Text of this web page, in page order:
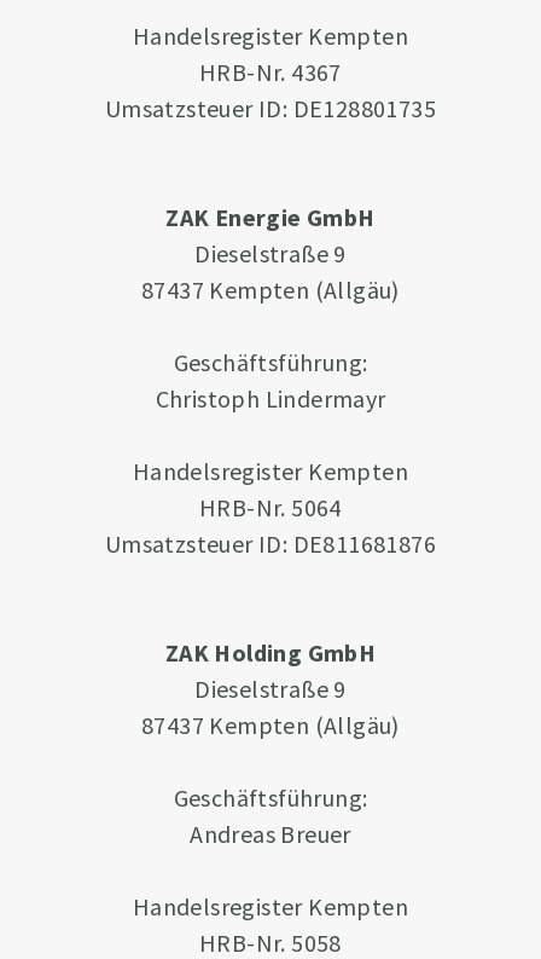
Handelsregister Kempten
HRB-Nr. 4367
Umsatzsteuer ID: DE128801735
ZAK Energie GmbH
Dieselstraße 9
87437 Kempten (Allgäu)
Geschäftsführung:
Christoph Lindermayr
Handelsregister Kempten
HRB-Nr. 5064
Umsatzsteuer ID: DE811681876
ZAK Holding GmbH
Dieselstraße 9
87437 Kempten (Allgäu)
Geschäftsführung:
Andreas Breuer
Handelsregister Kempten
HRB-Nr. 5058